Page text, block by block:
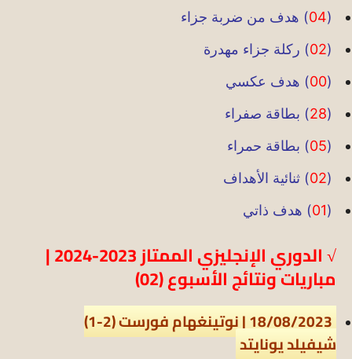
(
04) هدف من ضربة جزاء
(
02) ركلة جزاء مهدرة
(
00) هدف عكسي
(
28) بطاقة صفراء
(
05) بطاقة حمراء
(
02) ثنائية الأهداف
(
01) هدف ذاتي
√ الدوري الإنجليزي الممتاز 2023-2024 |
مباريات ونتائج الأسبوع (02)
18/08/2023 | نوتينغهام فورست (2-1)
شيفيلد يونايتد